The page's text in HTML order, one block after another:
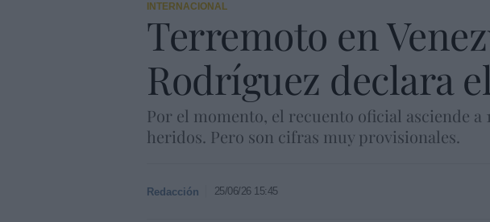
INTERNACIONAL
Terremoto en
Rodríguez declara
Por el momento, el recuento oficial asciende
heridos. Pero son cifras muy provisionales.
Redacción 25/06/26 15:45